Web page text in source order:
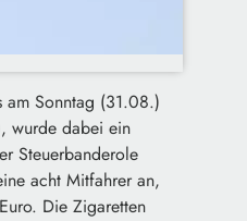
am Sonntag (31.08.)
wurde dabei ein
Steuerbanderole
acht Mitfahrer an,
Die Zigaretten